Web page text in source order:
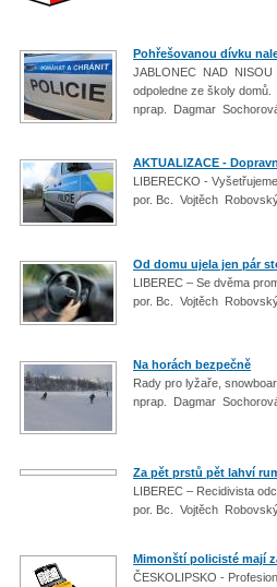
Pohřešovanou dívku
JABLONEC NAD
odpoledne ze školy domů.
nprap. Dagmar
AKTUALIZACE -
LIBERECKO -
por. Bc. Vojtěch
Od domu ujela jen pár
LIBEREC – Se dvěma
por. Bc. Vojtěch
Na horách bezpečně
Rady pro lyžaře,
nprap. Dagmar
Za pět prstů pět lahví
LIBEREC – Recidivista
por. Bc. Vojtěch
Mimonští policisté mají
ČESKOLIPSKO -